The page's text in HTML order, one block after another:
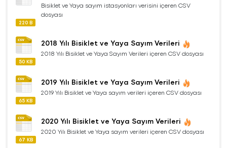
Bisiklet ve Yaya sayım istasyonları verisini içeren CSV
dosyası
220 B
2018 Yılı Bisiklet ve Yaya Sayım Verileri
2018 Yılı Bisiklet ve Yaya Sayım Verileri içeren CSV dosyası
50 KB
2019 Yılı Bisiklet ve Yaya Sayım Verileri
2019 Yılı Bisiklet ve Yaya sayım verileri içeren CSV dosyası
65 KB
2020 Yılı Bisiklet ve Yaya Sayım Verileri
2020 Yılı Bisiklet ve Yaya sayım verileri içeren CSV dosyası
67 KB